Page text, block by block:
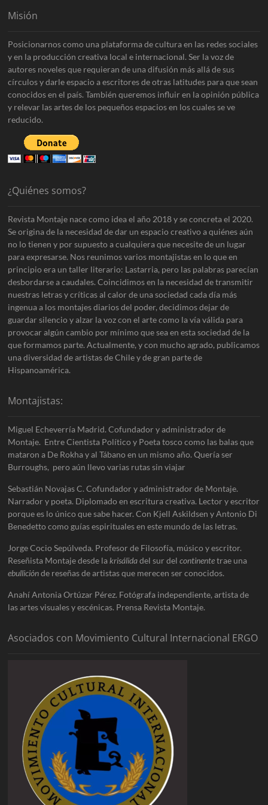
Misión
Posicionarnos como una plataforma de cultura en las redes sociales
y en la producción creativa local e internacional. Ser la voz de
autores noveles que requieran de una difusión más allá de sus
círculos y darle espacio a escritores de otras latitudes para que sean
conocidos en el país. También queremos influir en la opinión pública
y relevar las artes de los pequeños espacios en los cuales se ve
reducido.
¿Quiénes somos?
Revista Montaje nace como idea el año 2018 y se concreta el 2020.
Se origina de la necesidad de dar un espacio creativo a quiénes aún
no lo tienen y por supuesto a cualquiera que necesite de un lugar
para expresarse. Nos reunimos varios montajistas en lo que en
principio era un taller literario: Lastarria, pero las palabras parecían
desbordarse a caudales. Coincidimos en la necesidad de transmitir
nuestras letras y críticas al calor de una sociedad cada día más
ingenua a los montajes diarios del poder, decidimos dejar de
guardar silencio y alzar la voz con el arte como la vía válida para
provocar algún cambio por mínimo que sea en esta sociedad de la
que formamos parte. Actualmente, y con mucho agrado, publicamos
una diversidad de artistas de Chile y de gran parte de
Hispanoamérica.
Montajistas:
Miguel Echeverría Madrid. Cofundador y administrador de
Montaje. Entre Cientista Político y Poeta tosco como las balas que
mataron a De Rokha y al Tábano en un mismo año. Quería ser
Burroughs, pero aún llevo varias rutas sin viajar
Sebastián Novajas C. Cofundador y administrador de Montaje.
Narrador y poeta. Diplomado en escritura creativa. Lector y escritor
porque es lo único que sabe hacer. Con Kjell Askildsen y Antonio Di
Benedetto como guías espirituales en este mundo de las letras.
Jorge Cocio Sepúlveda. Profesor de Filosofía, músico y escritor.
Reseñista Montaje desde lakrisálidadel sur delcontinentetrae una
ebulliciónde reseñas de artistas que merecen ser conocidos.
Anahí Antonia Ortúzar Pérez. Fotógrafa independiente, artista de
las artes visuales y escénicas. Prensa Revista Montaje.
Asociados con Movimiento Cultural Internacional ERGO